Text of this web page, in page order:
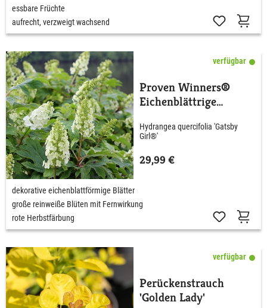
essbare Früchte
aufrecht, verzweigt wachsend
verfügbar
Proven Winners®
Eichenblättrige
Girl'
Hydrangea quercifolia 'Gatsby
Girl®'
29,99 €
dekorative eichenblattförmige Blätter
große reinweiße Blüten mit Fernwirkung
rote Herbstfärbung
verfügbar
Perückenstrauch
'Golden Lady'